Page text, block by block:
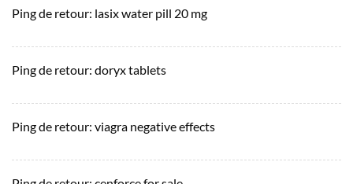
Ping de retour: lasix water pill 20 mg
Ping de retour: doryx tablets
Ping de retour: viagra negative effects